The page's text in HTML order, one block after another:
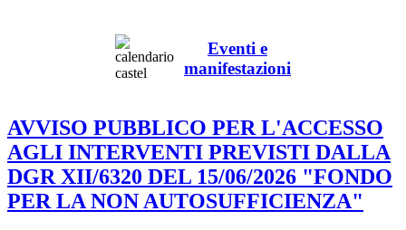
Eventi e
manifestazioni
AVVISO PUBBLICO PER L'ACCESSO
AGLI INTERVENTI PREVISTI DALLA
DGR XII/6320 DEL 15/06/2026 "FONDO
PER LA NON AUTOSUFFICIENZA"